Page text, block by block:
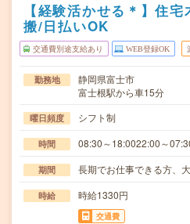
【経験活かせる＊】住
搬/日払いOK
交通費別途支給あり WEB登録OK
勤務地
静岡県富士市
富士根駅から車15分
曜日頻度 シフト制
時間 08:30～18:0022:00～
期間 長期でお仕事できる方、
時給 時給1330円
交通費